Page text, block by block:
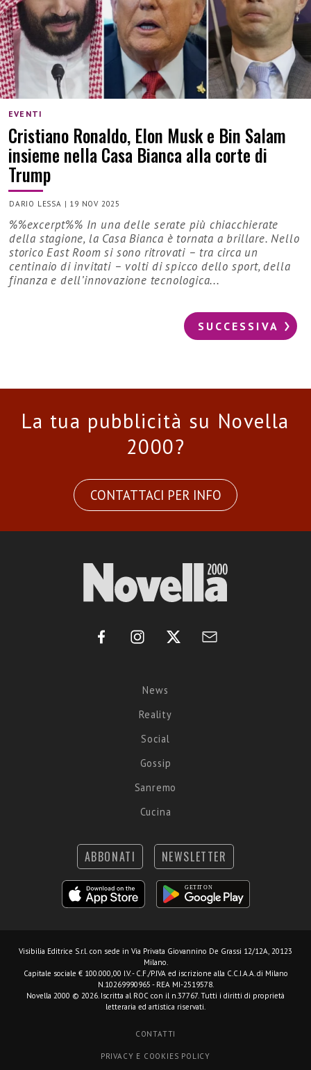
EVENTI
Cristiano Ronaldo, Elon Musk e Bin Salam
insieme nella Casa Bianca alla corte di
Trump
DARIO LESSA | 19 NOV 2025
%%excerpt%% In una delle serate più chiacchierate
della stagione, la Casa Bianca è tornata a brillare. Nello
storico East Room si sono ritrovati – tra circa un
centinaio di invitati – volti di spicco dello sport, della
finanza e dell’innovazione tecnologica...
SUCCESSIVA
La tua pubblicità su Novella
2000?
CONTATTACI PER INFO
News
Reality
Social
Gossip
Sanremo
Cucina
ABBONATI NEWSLETTER
Visibilia Editrice S.r.l. con sede in Via Privata Giovannino De Grassi 12/12A, 20123
Milano.
Capitale sociale € 100.000,00 I.V. - C.F./P.IVA ed iscrizione alla C.C.I.A.A. di Milano
N.10269990965 - REA MI-2519578.
Novella 2000 © 2026. Iscritta al ROC con il n.37767. Tutti i diritti di proprietà
letteraria ed artistica riservati.
CONTATTI
PRIVACY E COOKIES POLICY